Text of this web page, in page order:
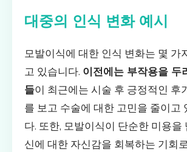
대중의 인식 변화 예시
모발이식에 대한 인식 변화는 몇 가
고 있습니다. 이전에는 부작용을 두
들이 최근에는 시술 후 긍정적인 후
를 보고 수술에 대한 고민을 줄이고
다. 또한, 모발이식이 단순한 미용을
신에 대한 자신감을 회복하는 기회